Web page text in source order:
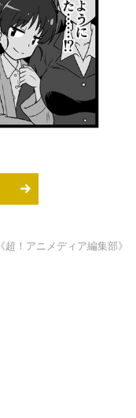
《超！アニメディア編集部》